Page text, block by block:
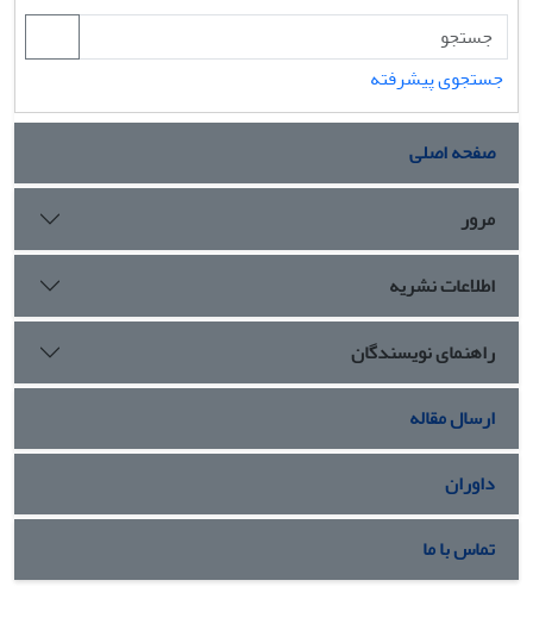
جستجوی پیشرفته
صفحه اصلی
مرور
اطلاعات نشریه
راهنمای نویسندگان
ارسال مقاله
داوران
تماس با ما